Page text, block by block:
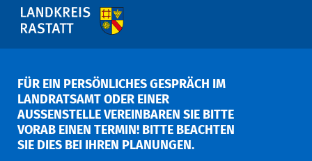
FÜR EIN PERSÖNLICHES GESPRÄCH IM
LANDRATSAMT ODER EINER
AUSSENSTELLE VEREINBAREN SIE BITTE V
ORAB EINEN TERMIN! BITTE BEACHTEN S
IE DIES BEI IHREN PLANUNGEN.